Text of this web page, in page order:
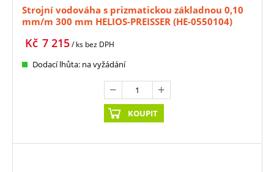
Strojní vodováha s prizmatickou základnou 0,10
mm/m 300 mm HELIOS-PREISSER (HE-0550104)
7 215
Kč / ks bez DPH
Dodací lhůta: na vyžádání
KOUPIT